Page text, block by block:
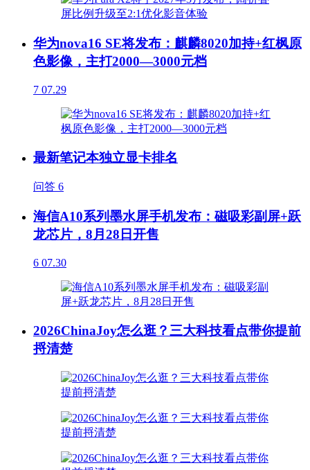
华为nova16 SE将发布：麒麟8020加持+红枫原
色影像，主打2000—3000元档
7 07.29
最新笔记本独立显卡排名
问答 6
海信A10系列墨水屏手机发布：磁吸彩副屏+跃
龙芯片，8月28日开售
6 07.30
2026ChinaJoy怎么逛？三大科技看点带你提前
捋清楚